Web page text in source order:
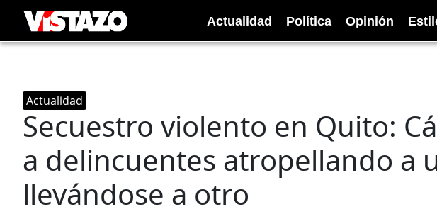
Actualidad Política Opinión
Actualidad
Secuestro violento en Quito:
a delincuentes atropellando a
llevándose a otro